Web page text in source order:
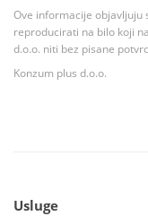
Ove informacije objavljuju
reproducirati na bilo koji
d.o.o. niti bez pisane
Konzum plus d.o.o.
Usluge